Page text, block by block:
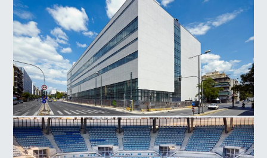
Εθνικό Μουσείο Σύγχρονης Τέχνης